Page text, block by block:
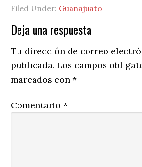
Filed Under: Guanajuato
Reader
Interactions
Deja una respuesta
Tu dirección de correo
publicada. Los campos
marcados con*
Comentario*